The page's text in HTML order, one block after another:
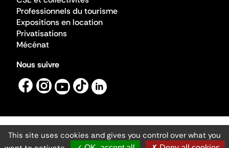
Professionnels du tourisme
Expositions en location
Privatisations
Mécénat
Nous suivre
Mentions légales
Gestion des cookies
This site uses cookies and gives you control over what you